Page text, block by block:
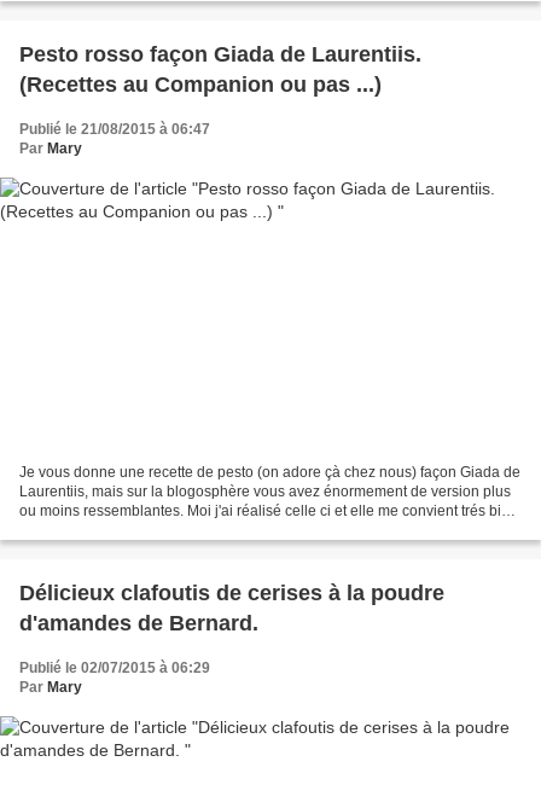
Pesto rosso façon Giada de Laurentiis.
(Recettes au Companion ou pas ...)
Publié le 21/08/2015 à 06:47
Par Mary
Je vous donne une recette de pesto (on adore çà chez nous) façon Giada de
Laurentiis, mais sur la blogosphère vous avez énormement de version plus
ou moins ressemblantes. Moi j'ai réalisé celle ci et elle me convient trés bien,
Délicieux clafoutis de cerises à la poudre
d'amandes de Bernard.
Publié le 02/07/2015 à 06:29
Par Mary